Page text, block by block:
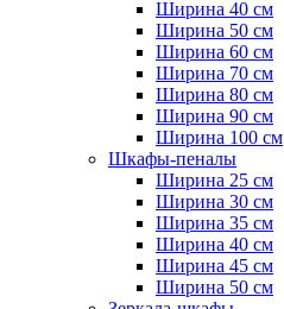
Ширина 40 см
Ширина 50 см
Ширина 60 см
Ширина 70 см
Ширина 80 см
Ширина 90 см
Ширина 100 см
Шкафы-пеналы
Ширина 25 см
Ширина 30 см
Ширина 35 см
Ширина 40 см
Ширина 45 см
Ширина 50 см